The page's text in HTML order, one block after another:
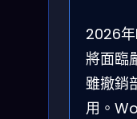
2026年
將面臨
雖撤銷
用。